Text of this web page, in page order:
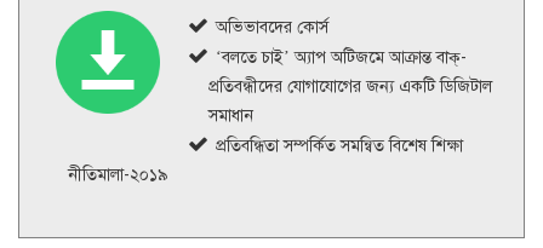
অভিভাবদের কোর্স
‘বলতে চাই’ অ্যাপ অটিজমে আক্রান্ত বাক্-
প্রতিবন্ধীদের যোগাযোগের জন্য একটি ডিজিটাল
সমাধান
প্রতিবন্ধিতা সম্পর্কিত সমন্বিত বিশেষ শিক্ষা
নীতিমালা-২০১৯